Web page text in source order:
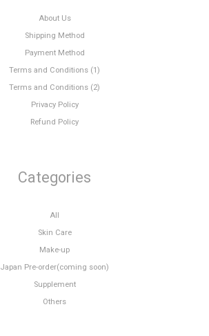
About Us
Shipping Method
Payment Method
Terms and Conditions (1)
Terms and Conditions (2)
Privacy Policy
Refund Policy
Categories
All
Skin Care
Make-up
Japan Pre-order(coming soon)
Supplement
Others